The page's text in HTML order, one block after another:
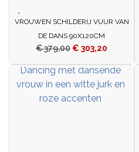
VROUWEN SCHILDERIJ VUUR VAN
DE DANS 90X120CM
€379,00 € 303,20